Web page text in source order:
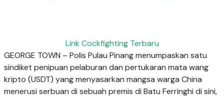
Link Cockfighting Terbaru
GEORGE TOWN – Polis Pulau Pinang menumpaskan satu
sindiket penipuan pelaburan dan pertukaran mata wang
kripto (USDT) yang menyasarkan mangsa warga China
menerusi serbuan di sebuah premis di Batu Ferringhi di sini,